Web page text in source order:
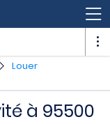
Louer
à 95500